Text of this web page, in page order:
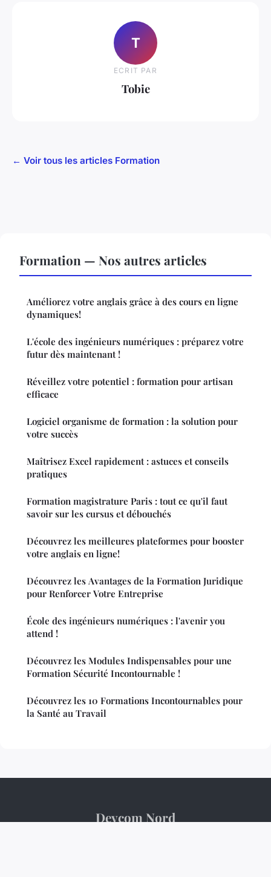
T
ECRIT PAR
Tobie
← Voir tous les articles Formation
Formation — Nos autres articles
Améliorez votre anglais grâce à des cours en ligne
dynamiques!
L'école des ingénieurs numériques : préparez votre
futur dès maintenant !
Réveillez votre potentiel : formation pour artisan
efficace
Logiciel organisme de formation : la solution pour
votre succès
Maîtrisez Excel rapidement : astuces et conseils
pratiques
Formation magistrature Paris : tout ce qu'il faut
savoir sur les cursus et débouchés
Découvrez les meilleures plateformes pour booster
votre anglais en ligne!
Découvrez les Avantages de la Formation Juridique
pour Renforcer Votre Entreprise
École des ingénieurs numériques : l'avenir you
attend !
Découvrez les Modules Indispensables pour une
Formation Sécurité Incontournable !
Découvrez les 10 Formations Incontournables pour
la Santé au Travail
Devcom Nord